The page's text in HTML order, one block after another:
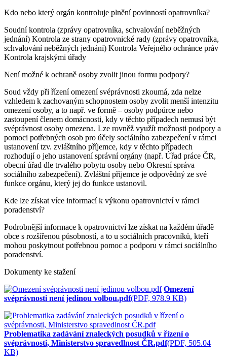
Kdo nebo který orgán kontroluje plnění povinností opatrovníka?
Soudní kontrola (zprávy opatrovníka, schvalování neběžných
jednání) Kontrola ze strany opatrovnické rady (zprávy opatrovníka,
schvalování neběžných jednání) Kontrola Veřejného ochránce práv
Kontrola krajskými úřady
Není možné k ochraně osoby zvolit jinou formu podpory?
Soud vždy při řízení omezení svéprávnosti zkoumá, zda nelze
vzhledem k zachovaným schopnostem osoby zvolit menší intenzitu
omezení osoby, a to např. ve formě – osoby podpůrce nebo
zastoupení členem domácnosti, kdy v těchto případech nemusí být
svéprávnost osoby omezena. Lze rovněž využít možnosti podpory a
pomoci potřebných osob pro účely sociálního zabezpečení v rámci
ustanovení tzv. zvláštního příjemce, kdy v těchto případech
rozhodují o jeho ustanovení správní orgány (např. Úřad práce ČR,
obecní úřad dle trvalého pobytu osoby nebo Okresní správa
sociálního zabezpečení). Zvláštní příjemce je odpovědný ze své
funkce orgánu, který jej do funkce ustanovil.
Kde lze získat více informací k výkonu opatrovnictví v rámci
poradenství?
Podrobnější informace k opatrovnictví lze získat na každém úřadě
obce s rozšířenou působností, a to u sociálních pracovníků, kteří
mohou poskytnout potřebnou pomoc a podporu v rámci sociálního
poradenství.
Dokumenty ke stažení
Omezení
svéprávnosti není jedinou volbou.pdf(PDF, 978.9 KB)
Problematika zadávání znaleckých posudků v řízení o
svéprávnosti, Ministerstvo spravedlnost ČR.pdf(PDF, 505.04
KB)